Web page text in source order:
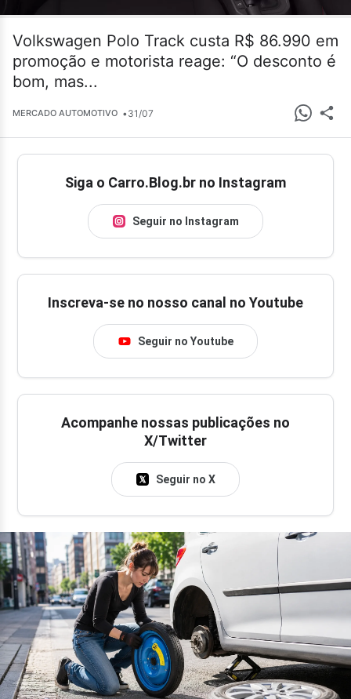
Volkswagen Polo Track custa R$ 86.990 em
promoção e motorista reage: “O desconto é
bom, mas...
MERCADO AUTOMOTIVO •31/07
Siga o Carro.Blog.br no Instagram
Seguir no Instagram
Inscreva-se no nosso canal no Youtube
Seguir no Youtube
Acompanhe nossas publicações no
X/Twitter
Seguir no X